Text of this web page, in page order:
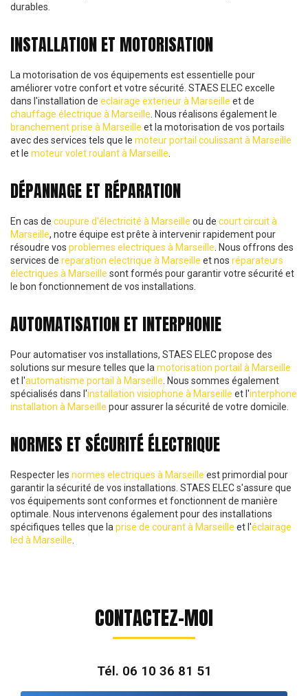
durables.
INSTALLATION ET MOTORISATION
La motorisation de vos équipements est essentielle pour
améliorer votre confort et votre sécurité. STAES ELEC excelle
dans l'installation de eclairage exterieur à Marseille et de
chauffage électrique à Marseille . Nous réalisons également le
branchement prise à Marseille et la motorisation de vos portails
avec des services tels que le moteur portail coulissant à Marseille
et le moteur volet roulant à Marseille
DÉPANNAGE ET RÉPARATION
En cas de coupure d'électricité à Marseille ou de court circuit à
Marseille, notre équipe est prête à intervenir rapidement pour
résoudre vos problemes electriques à Marseille . Nous offrons des
services de reparation electrique à Marseille et nos réparateurs
électriques à Marseille sont formés pour garantir votre sécurité et
le bon fonctionnement de vos installations.
AUTOMATISATION ET INTERPHONIE
Pour automatiser vos installations, STAES ELEC propose des
solutions sur mesure telles que la motorisation portail à Marseille
et l'automatisme portail à Marseille . Nous sommes également
spécialisés dans l'installation visiophone à Marseille et l'interphone
installation à Marseille pour assurer la sécurité de votre domicile.
NORMES ET SÉCURITÉ ÉLECTRIQUE
Respecter les normes electriques à Marseille est primordial pour
garantir la sécurité de vos installations. STAES ELEC s'assure que
vos équipements sont conformes et fonctionnent de manière
optimale. Nous intervenons également pour des installations
spécifiques telles que la prise de courant à Marseille et l'éclairage
led à Marseille
CONTACTEZ-MOI
Tél. 06 10 36 81 51